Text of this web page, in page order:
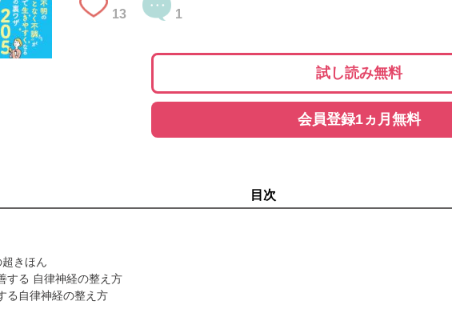
13 1
試し読み無料
会員登録1ヵ月無料
目次
きほん
する 自律神経の整え方
る自律神経の整え方